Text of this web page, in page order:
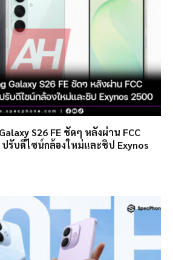
S26 FE ชัดๆ หลังผ่าน FCC
รับดีไซน์กล้องใหม่และชิป Exynos